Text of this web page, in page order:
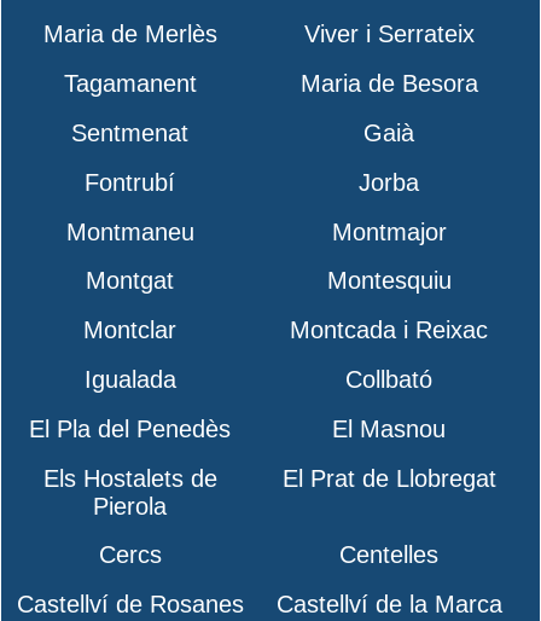
Maria de Merlès
Viver i Serrateix
Tagamanent
Maria de Besora
Sentmenat
Gaià
Fontrubí
Jorba
Montmaneu
Montmajor
Montgat
Montesquiu
Montclar
Montcada i Reixac
Igualada
Collbató
El Pla del Penedès
El Masnou
Els Hostalets de
Pierola
El Prat de Llobregat
Cercs
Centelles
Castellví de Rosanes
Castellví de la Marca